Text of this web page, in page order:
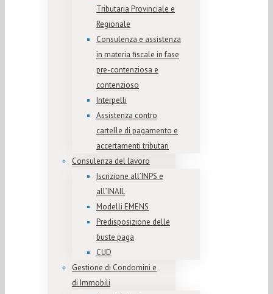
Tributaria Provinciale e
Regionale
Consulenza e assistenza
in materia fiscale in fase
pre-contenziosa e
contenzioso
Interpelli
Assistenza contro
cartelle di pagamento e
accertamenti tributari
Consulenza del lavoro
Iscrizione all’INPS e
all’INAIL
Modelli EMENS
Predisposizione delle
buste paga
CUD
Gestione di Condomini e
di Immobili